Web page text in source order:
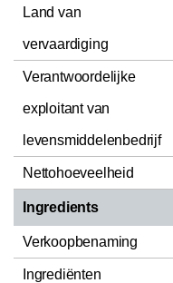
Land van
vervaardiging
Verantwoordelijke
exploitant van
levensmiddelenbedrijf
Nettohoeveelheid
Ingredients
Verkoopbenaming
Ingrediënten